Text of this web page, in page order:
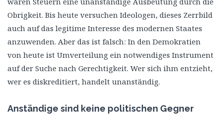
Obrigkeit. Bis heute versuchen Ideologen, dieses Zerrbild
auch auf das legitime Interesse des modernen Staates
anzuwenden. Aber das ist falsch: In den Demokratien
von heute ist Umverteilung ein notwendiges Instrument
auf der Suche nach Gerechtigkeit. Wer sich ihm entzieht,
wer es diskreditiert, handelt unanständig.
Anständige sind keine politischen Gegner